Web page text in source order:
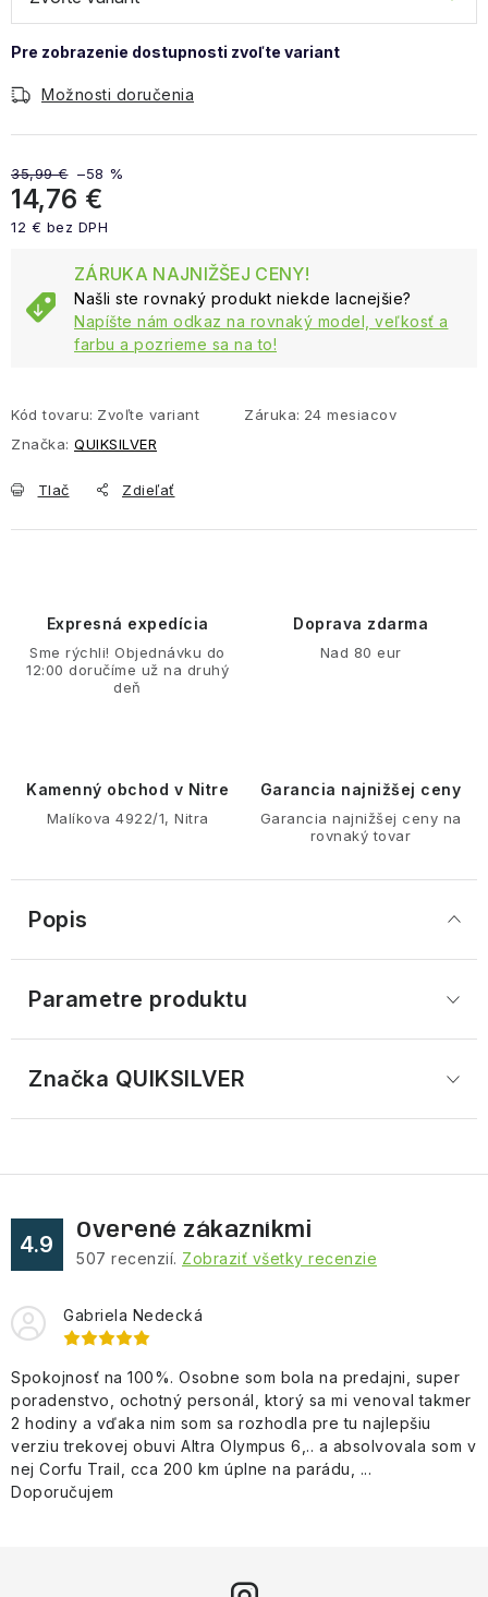
Možnosti doručenia
35,99 € –58 %
14,76 €
12 € bez DPH
ZÁRUKA NAJNIŽŠEJ CENY!
Našli ste rovnaký produkt niekde lacnejšie?
Napíšte nám odkaz na rovnaký model, veľkosť a
farbu a pozrieme sa na to!
Kód tovaru: Zvoľte variant Záruka: 24 mesiacov
Značka: QUIKSILVER
Tlač Zdieľať
Expresná expedícia
Sme rýchli! Objednávku do
12:00 doručíme už na druhý
deň
Doprava zdarma
Nad 80 eur
Kamenný obchod v Nitre
Malíkova 4922/1, Nitra
Garancia najnižšej ceny
Garancia najnižšej ceny na
rovnaký tovar
Popis
Parametre produktu
Značka QUIKSILVER
4.9
Overené zákazníkmi
507 recenzií. Zobraziť všetky recenzie
Gabriela Nedecká
Spokojnosť na 100%. Osobne som bola na predajni, super
poradenstvo, ochotný personál, ktorý sa mi venoval takmer
2 hodiny a vďaka nim som sa rozhodla pre tu najlepšiu
verziu trekovej obuvi Altra Olympus 6,.. a absolvovala som v
nej Corfu Trail, cca 200 km úplne na parádu, ...
Doporučujem